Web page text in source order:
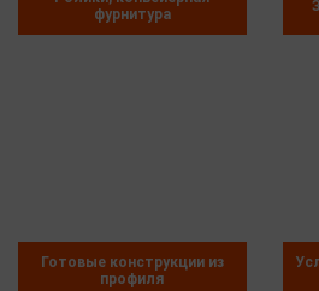
фурнитура
Готовые конструкции из
профиля